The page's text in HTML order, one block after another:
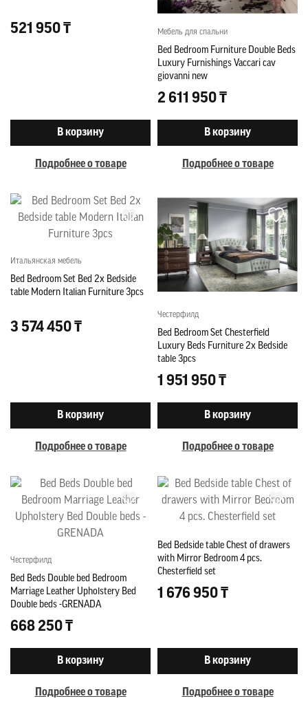
521 950 ₸
В корзину
Подробнее о товаре
Мебель для спальни
Bed Bedroom Furniture Double Beds
Luxury Furnishings Vaccari cav
giovanni new
2 611 950 ₸
В корзину
Подробнее о товаре
Итальянская мебель
Bed Bedroom Set Bed 2x Bedside
table Modern Italian Furniture 3pcs
3 574 450 ₸
В корзину
Подробнее о товаре
Честерфилд
Bed Bedroom Set Chesterfield
Luxury Beds Furniture 2x Bedside
table 3pcs
1 951 950 ₸
В корзину
Подробнее о товаре
Честерфилд
Bed Beds Double bed Bedroom
Marriage Leather Upholstery Bed
Double beds -GRENADA
668 250 ₸
В корзину
Подробнее о товаре
Bed Bedside table Chest of drawers
with Mirror Bedroom 4 pcs.
Chesterfield set
1 676 950 ₸
В корзину
Подробнее о товаре